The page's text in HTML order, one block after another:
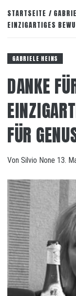
STARTSEITE
EINZIGARTIGES
GABRIELE HEINS
DANKE
FÜR
Von Silvio None 13.